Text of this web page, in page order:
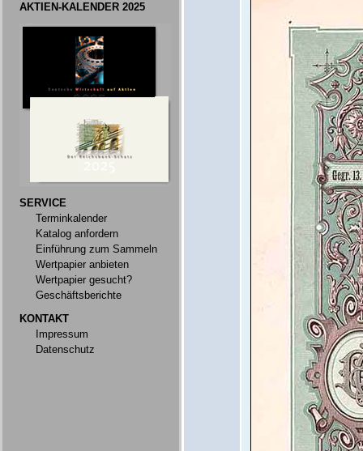
AKTIEN-KALENDER 2025
SERVICE
Terminkalender
Katalog anfordern
Einführung zum Sammeln
Wertpapier anbieten
Wertpapier gesucht?
Geschäftsberichte
KONTAKT
Impressum
Datenschutz